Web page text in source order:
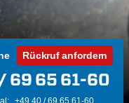
Rückruf anfordern
69 65 61-60
+49 40 / 69 65 61-60